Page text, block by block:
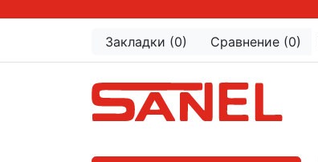
Закладки (0) Сравнение (0)